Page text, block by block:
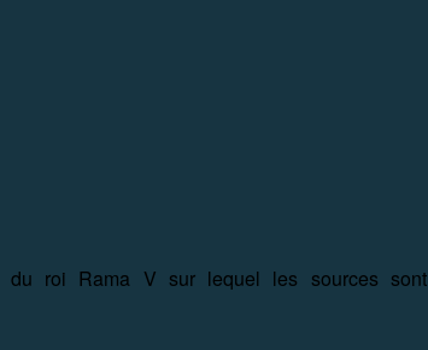
du roi Rama V sur lequel les sources sont